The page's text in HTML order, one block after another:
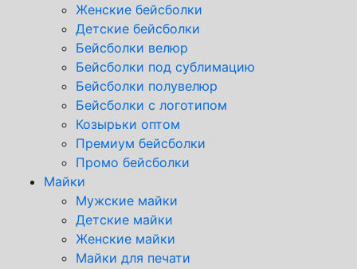
Женские бейсболки
Детские бейсболки
Бейсболки велюр
Бейсболки под сублимацию
Бейсболки полувелюр
Бейсболки с логотипом
Козырьки оптом
Премиум бейсболки
Промо бейсболки
Майки
Мужские майки
Детские майки
Женские майки
Майки для печати